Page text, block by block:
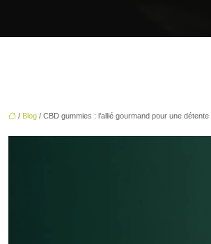
/ Blog / CBD gummies : l’allié gourmand pour une détente